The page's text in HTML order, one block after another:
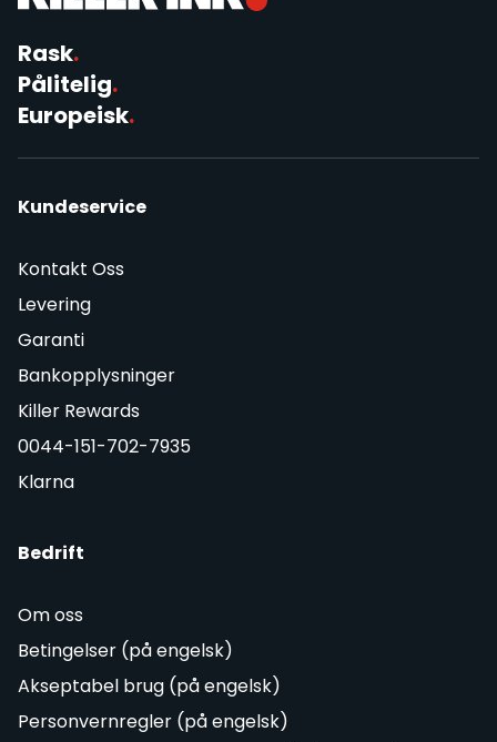
Rask.
Pålitelig.
Europeisk.
Kundeservice
Kontakt Oss
Levering
Garanti
Bankopplysninger
Killer Rewards
0044-151-702-7935
Klarna
Bedrift
Om oss
Betingelser (på engelsk)
Akseptabel brug (på engelsk)
Personvernregler (på engelsk)